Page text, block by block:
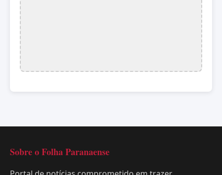
Sobre o Folha Paranaense